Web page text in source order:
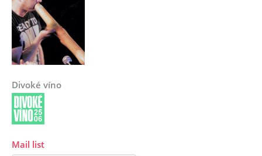
Divoké víno
Mail list